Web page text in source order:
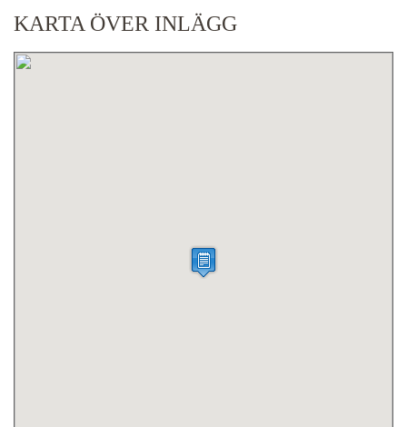
KARTA ÖVER INLÄGG